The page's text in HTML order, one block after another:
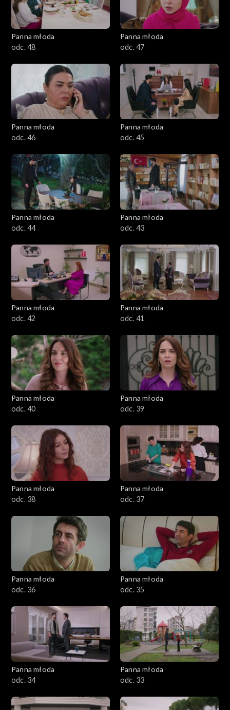
Panna młoda
odc. 48
Panna młoda
odc. 47
Panna młoda
odc. 46
Panna młoda
odc. 45
Panna młoda
odc. 44
Panna młoda
odc. 43
Panna młoda
odc. 42
Panna młoda
odc. 41
Panna młoda
odc. 40
Panna młoda
odc. 39
Panna młoda
odc. 38
Panna młoda
odc. 37
Panna młoda
odc. 36
Panna młoda
odc. 35
Panna młoda
odc. 34
Panna młoda
odc. 33